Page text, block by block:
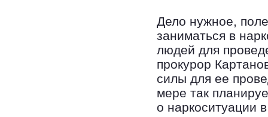
Дело нужное,
заниматься в
людей для
прокурор
силы для ее
мере так
о наркоситуации